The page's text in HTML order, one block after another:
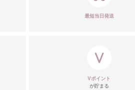
最短当日発送
Vポイント
が貯まる